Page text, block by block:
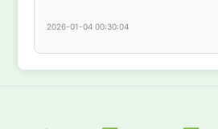
2026-01-04 00:30:04